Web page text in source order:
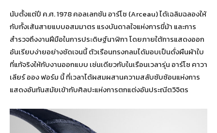
นับตั้งแต่ปี ค.ศ. 1978 คอลเลกชัน อาร์โซ (Arceau) ได้เฉลิมฉลองให้
กับทั้งเส้นสายแบบอสมมาตร แรงบันดาลใจแห่งการขี่ม้า และการ
สำรวจถึงงานฝีมือในการประดิษฐ์นาฬิกา โดยภายใต้การแสดงออก
อันเรียบง่ายอย่างชัดเจนนี้ ตัวเรือนทรงกลมได้มอบเป็นดั่งผืนผ้าใบ
ที่แท้จริงให้กับงานออกแบบ เช่นเดียวกับในเรือนเวลารุ่น อาร์โซ คาวา
เลียร์ ออง ฟอร์ม นี้ ที่เวลาได้ผสมผสานความสลับซับซ้อนแห่งการ
แสดงอันทันสมัยเข้ากับศิลปะแห่งการตกแต่งอันประณีตวิจิตร